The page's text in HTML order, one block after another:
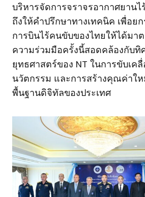
บริหารจัดการจราจรอากาศยานไ
ถึงให้คำปรึกษาทางเทคนิค เพื่อย
การบินไร้คนขับของไทยให้ได้มา
ความร่วมมือครั้งนี้สอดคล้องกับทิ
ยุทธศาสตร์ของ NT ในการขับเค
นวัตกรรม และการสร้างคุณค่าให
พื้นฐานดิจิทัลของประเทศ